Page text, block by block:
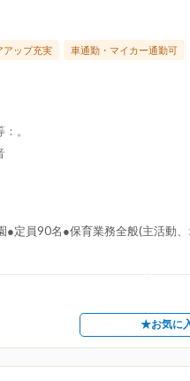
アップ充実 車通勤・マイカー通勤可
。
定員90名●保育業務全般(主活動、
★お気に